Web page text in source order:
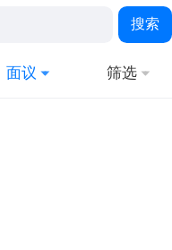
搜索
面议 筛选